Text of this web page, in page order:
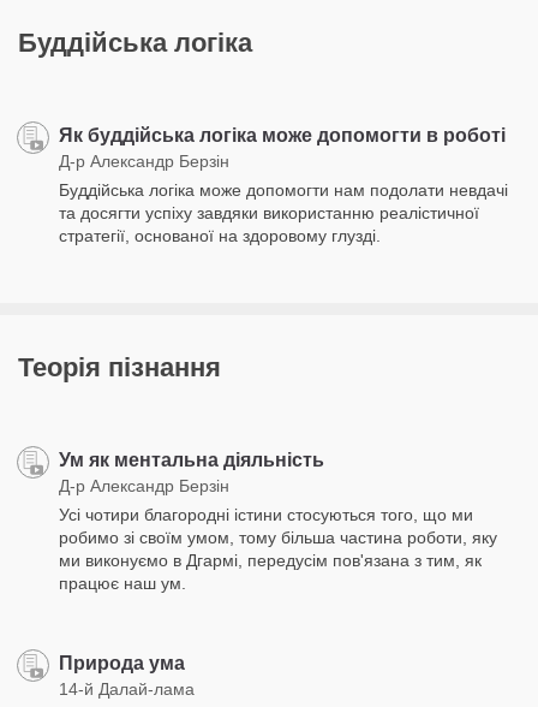
Буддійська логіка
Як буддійська логіка може допомогти в роботі
Д-р Александр Берзін
Буддійська логіка може допомогти нам подолати невдачі
та досягти успіху завдяки використанню реалістичної
стратегії, основаної на здоровому глузді.
Теорія пізнання
Ум як ментальна діяльність
Д-р Александр Берзін
Усі чотири благородні істини стосуються того, що ми
робимо зі своїм умом, тому більша частина роботи, яку
ми виконуємо в Дгармі, передусім пов'язана з тим, як
працює наш ум.
Природа ума
14-й Далай-лама